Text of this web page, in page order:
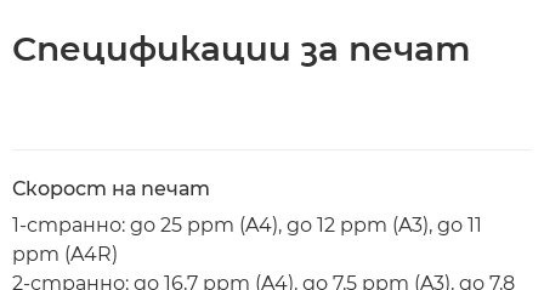
Спецификации за печат
Скорост на печат
1-странно: до 25 ppm (A4), до 12 ppm (A3), до 11
ppm (A4R)
2-странно: до 16,7 ppm (A4), до 7,5 ppm (A3), до 7,8